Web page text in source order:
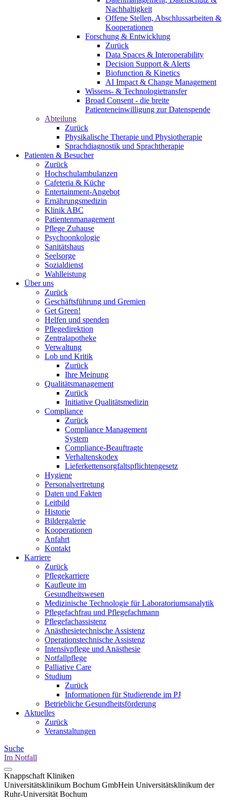
Nachhaltigkeit
Offene Stellen, Abschlussarbeiten &
Kooperationen
Forschung & Entwicklung
Zurück
Data Spaces & Interoperability
Decision Support & Alerts
Biofunction & Kinetics
AI Impact & Change Management
Wissens- & Technologietransfer
Broad Consent - die breite
Patienteneinwilligung zur Datenspende
Abteilung
Zurück
Physikalische Therapie und Physiotherapie
Sprachdiagnostik und Sprachtherapie
Patienten & Besucher
Zurück
Hochschulambulanzen
Cafeteria & Küche
Entertainment-Angebot
Ernährungsmedizin
Klinik ABC
Patientenmanagement
Pflege Zuhause
Psychoonkologie
Sanitätshaus
Seelsorge
Sozialdienst
Wahlleistung
Über uns
Zurück
Geschäftsführung und Gremien
Get Green!
Helfen und spenden
Pflegedirektion
Zentralapotheke
Verwaltung
Lob und Kritik
Zurück
Ihre Meinung
Qualitätsmanagement
Zurück
Initiative Qualitätsmedizin
Compliance
Zurück
Compliance Management
System
Compliance-Beauftragte
Verhaltenskodex
Lieferkettensorgfaltspflichtengesetz
Hygiene
Personalvertretung
Daten und Fakten
Leitbild
Historie
Bildergalerie
Kooperationen
Anfahrt
Kontakt
Karriere
Zurück
Pflegekarriere
Kaufleute im
Gesundheitswesen
Medizinische Technologie für Laboratoriumsanalytik
Pflegefachfrau und Pflegefachmann
Pflegefachassistenz
Anästhesietechnische Assistenz
Operationstechnische Assistenz
Intensivpflege und Anästhesie
Notfallpflege
Palliative Care
Studium
Zurück
Informationen für Studierende im PJ
Betriebliche Gesundheitsförderung
Aktuelles
Zurück
Veranstaltungen
Suche
Im Notfall
Knappschaft Kliniken
Universitätsklinikum Bochum GmbHein Universitätsklinikum der
Ruhr-Universität Bochum